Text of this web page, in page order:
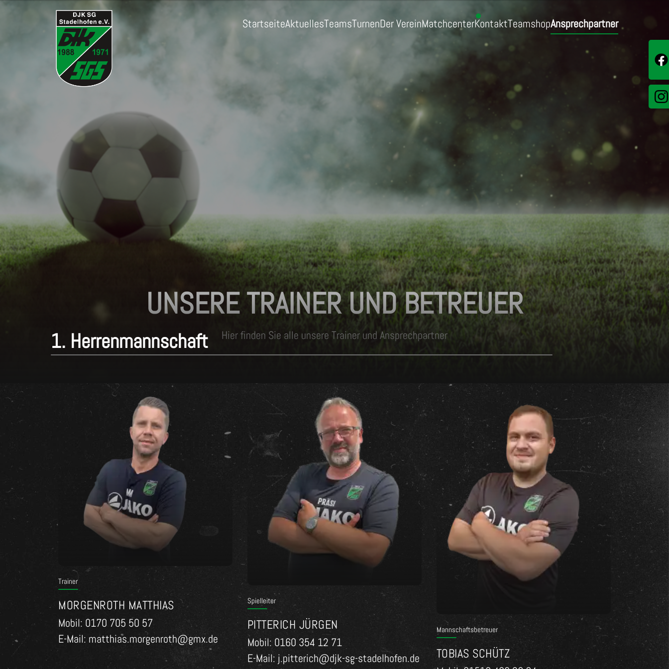
StartseiteAktuellesTeamsTurnenDer VereinMatchcenterKontaktTeamshopAnsprechpartner
UNSERE TRAINER UND BETREUER
Hier finden Sie alle unsere Trainer und Ansprechpartner
1. Herrenmannschaft
Trainer
MORGENROTH MATTHIAS
Mobil: 0170 705 50 57
E-Mail: matthias.morgenroth@gmx.de
Spielleiter
PITTERICH JÜRGEN
Mobil: 0160 354 12 71
E-Mail: j.pitterich@djk-sg-stadelhofen.de
Mannschaftsbetreuer
TOBIAS SCHÜTZ